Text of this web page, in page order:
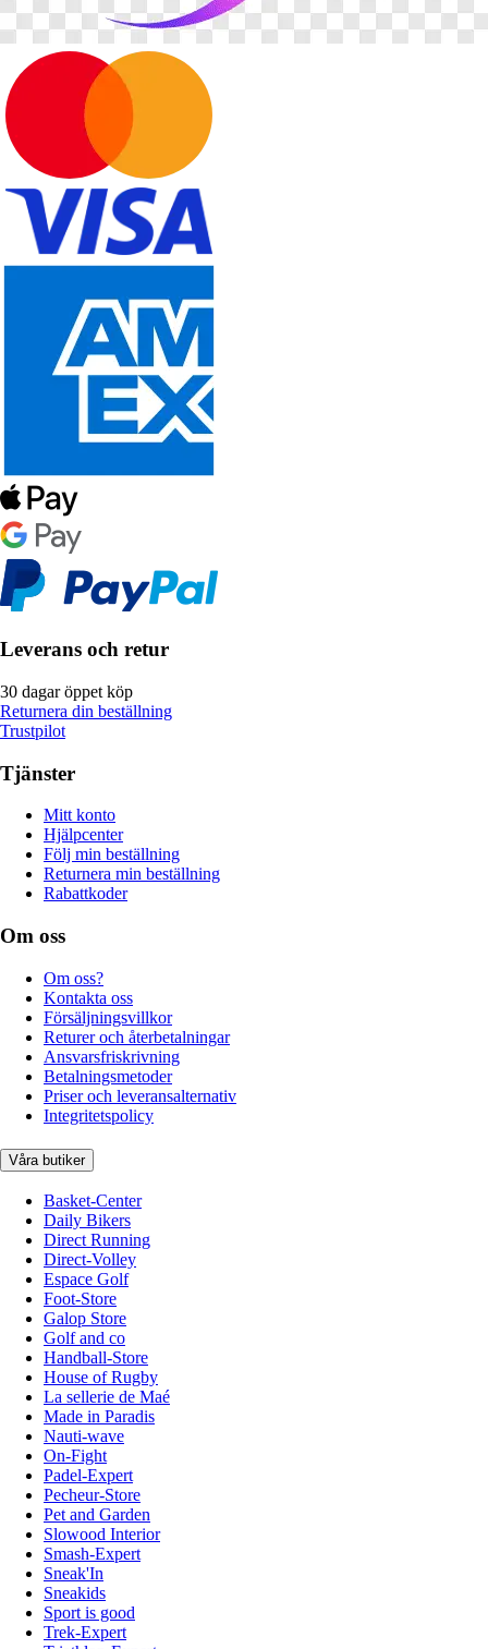
Leverans och retur
30 dagar öppet köp
Returnera din beställning
Trustpilot
Tjänster
Mitt konto
Hjälpcenter
Följ min beställning
Returnera min beställning
Rabattkoder
Om oss
Om oss?
Kontakta oss
Försäljningsvillkor
Returer och återbetalningar
Ansvarsfriskrivning
Betalningsmetoder
Priser och leveransalternativ
Integritetspolicy
Våra butiker
Basket-Center
Daily Bikers
Direct Running
Direct-Volley
Espace Golf
Foot-Store
Galop Store
Golf and co
Handball-Store
House of Rugby
La sellerie de Maé
Made in Paradis
Nauti-wave
On-Fight
Padel-Expert
Pecheur-Store
Pet and Garden
Slowood Interior
Smash-Expert
Sneak'In
Sneakids
Sport is good
Trek-Expert